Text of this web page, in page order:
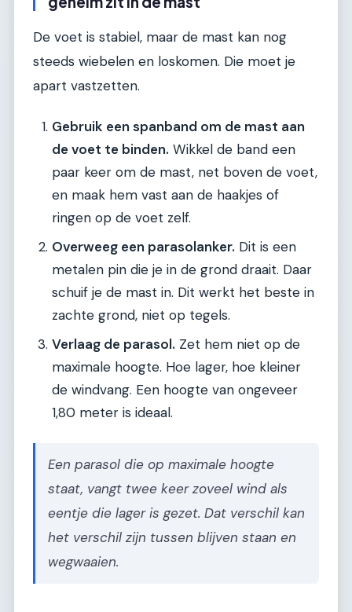
De voet is stabiel, maar de mast kan nog
steeds wiebelen en loskomen. Die moet je
apart vastzetten.
Gebruik een spanband om de mast aan
de voet te binden. Wikkel de band een
paar keer om de mast, net boven de voet,
en maak hem vast aan de haakjes of
ringen op de voet zelf.
Overweeg een parasolanker. Dit is een
metalen pin die je in de grond draait. Daar
schuif je de mast in. Dit werkt het beste in
zachte grond, niet op tegels.
Verlaag de parasol. Zet hem niet op de
maximale hoogte. Hoe lager, hoe kleiner
de windvang. Een hoogte van ongeveer
1,80 meter is ideaal.
Een parasol die op maximale hoogte
staat, vangt twee keer zoveel wind als
eentje die lager is gezet. Dat verschil kan
het verschil zijn tussen blijven staan en
wegwaaien.